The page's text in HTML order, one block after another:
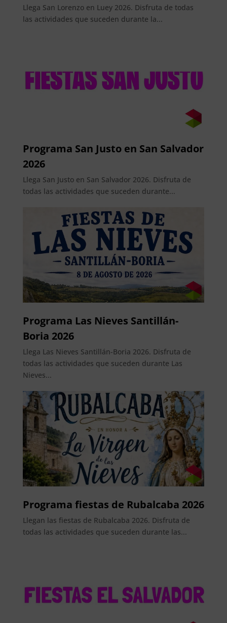
Llega San Lorenzo en Luey 2026. Disfruta de todas
las actividades que suceden durante la...
Programa San Justo en San Salvador
2026
Llega San Justo en San Salvador 2026. Disfruta de
todas las actividades que suceden durante...
Programa Las Nieves Santillán-
Boria 2026
Llega Las Nieves Santillán-Boria 2026. Disfruta de
todas las actividades que suceden durante Las
Nieves...
Programa fiestas de Rubalcaba 2026
Llegan las fiestas de Rubalcaba 2026. Disfruta de
todas las actividades que suceden durante las...